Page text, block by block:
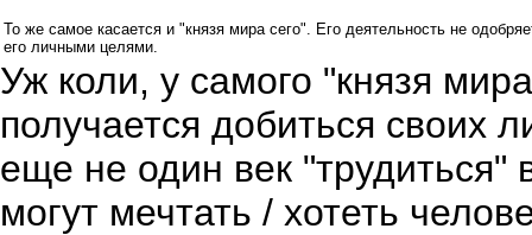
То же самое касается и "князя мира сего". Его деятельность не
его личными целями.
Уж коли, у самого "князя
получается добиться своих
еще не один век "трудиться"
могут мечтать / хотеть